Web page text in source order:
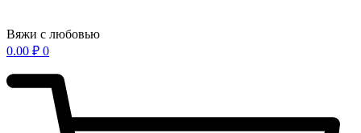
Вяжи с любовью
0.00 ₽ 0